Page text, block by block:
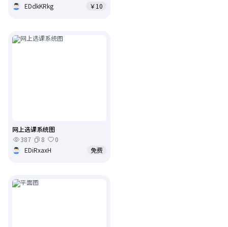
EDdkKRkg
￥10
网上选课系统图
387
8
0
EDiRxaxH
免费